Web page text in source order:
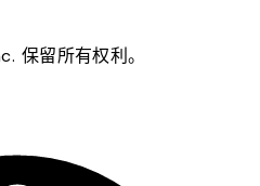
保留所有权利。